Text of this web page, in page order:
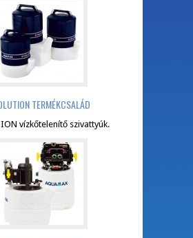
TERMÉKCSALÁD
vízkőtelenítő szivattyúk.